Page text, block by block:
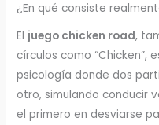
¿En qué consiste
El juego chicken road,
círculos como “Chicken”,
psicología donde dos
otro, simulando conducir
el primero en desviarse